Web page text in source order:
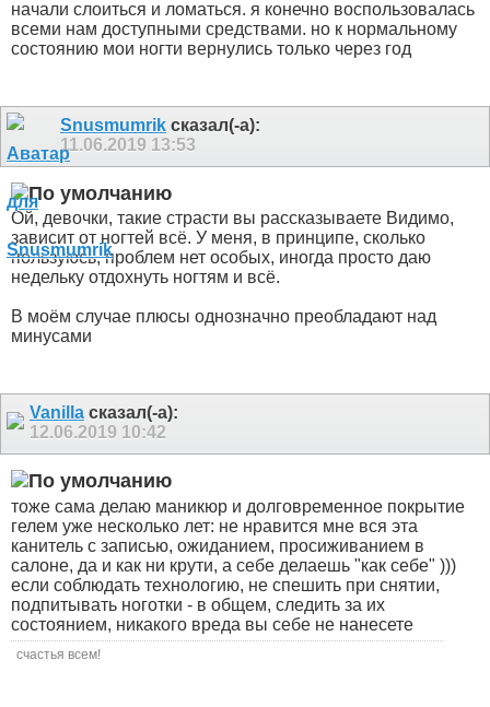
начали слоиться и ломаться. я конечно воспользовалась
всеми нам доступными средствами. но к нормальному
состоянию мои ногти вернулись только через год
Snusmumrik сказал(-а):
11.06.2019 13:53
Ой, девочки, такие страсти вы рассказываете Видимо,
зависит от ногтей всё. У меня, в принципе, сколько
пользуюсь, проблем нет особых, иногда просто даю
недельку отдохнуть ногтям и всё.
В моём случае плюсы однозначно преобладают над
минусами
Vanilla сказал(-а):
12.06.2019 10:42
тоже сама делаю маникюр и долговременное покрытие
гелем уже несколько лет: не нравится мне вся эта
канитель с записью, ожиданием, просиживанием в
салоне, да и как ни крути, а себе делаешь "как себе" )))
если соблюдать технологию, не спешить при снятии,
подпитывать ноготки - в общем, следить за их
состоянием, никакого вреда вы себе не нанесете
счастья всем!